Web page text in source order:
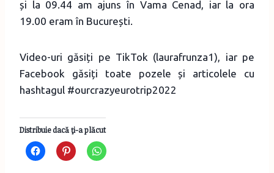
și la 09.44 am ajuns în Vama Cenad, iar la ora
19.00 eram în București.
Video-uri găsiți pe TikTok (laurafrunza1), iar pe
Facebook găsiți toate pozele și articolele cu
hashtagul #ourcrazyeurotrip2022
Distribuie dacă ţi-a plăcut